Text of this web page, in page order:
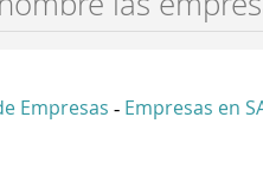
Empresas - Empresas en